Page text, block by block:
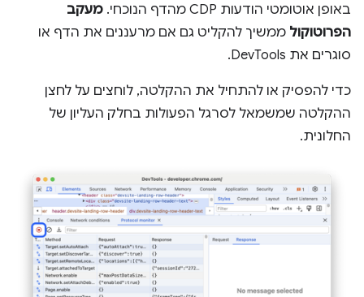
באופן אוטומטי הודעות CDP מהדף הנוכחי.
מעקב
הפרוטוקול ממשיך להקליט גם אם מרעננים את הדף או
סוגרים את DevTools.
כדי להפסיק או להתחיל את ההקלטה, לוחצים על לחצן
ההקלטה שמשמאל לסרגל הפעולות בחלק העליון של
החלונית.